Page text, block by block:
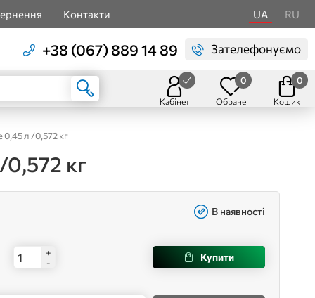
Контакти UA RU
+38 (067) 889 14 89 Зателефонуємо
Кабінет Обране
0
Кошик
0
л /0,572 кг
кг
В наявності
+
-
Купити